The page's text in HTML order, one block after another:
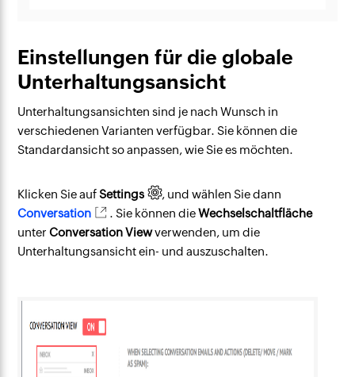
Einstellungen für die globale
Unterhaltungsansicht
Unterhaltungsansichten sind je nach Wunsch in
verschiedenen Varianten verfügbar. Sie können die
Standardansicht so anpassen, wie Sie es möchten.
Klicken Sie aufSettings
, und wählen Sie dann
Conversation
. Sie können dieWechselschaltfläche
unterConversation Viewverwenden, um die
Unterhaltungsansicht ein- und auszuschalten.